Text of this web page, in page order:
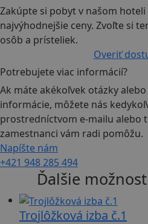
Zakúpte si pobyt v našom
najvýhodnejšie ceny. Zvoľte si
osôb a prísteliek.
Overiť
Potrebujete viac informácií?
Ak máte akékoľvek otázky
informácie, môžete nás
prostredníctvom e-mailu alebo
zamestnanci vám radi pomôžu.
Napíšte nám
+421 948 285 494
Ďalšie
Trojlôžková izba č.1